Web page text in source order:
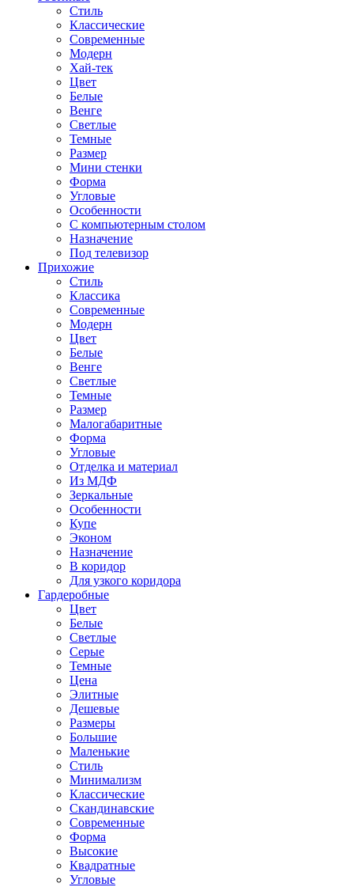
Стиль
Классические
Современные
Модерн
Хай-тек
Цвет
Белые
Венге
Светлые
Темные
Размер
Мини стенки
Форма
Угловые
Особенности
С компьютерным столом
Назначение
Под телевизор
Прихожие
Стиль
Классика
Современные
Модерн
Цвет
Белые
Венге
Светлые
Темные
Размер
Малогабаритные
Форма
Угловые
Отделка и материал
Из МДФ
Зеркальные
Особенности
Купе
Эконом
Назначение
В коридор
Для узкого коридора
Гардеробные
Цвет
Белые
Светлые
Серые
Темные
Цена
Элитные
Дешевые
Размеры
Большие
Маленькие
Стиль
Минимализм
Классические
Скандинавские
Современные
Форма
Высокие
Квадратные
Угловые